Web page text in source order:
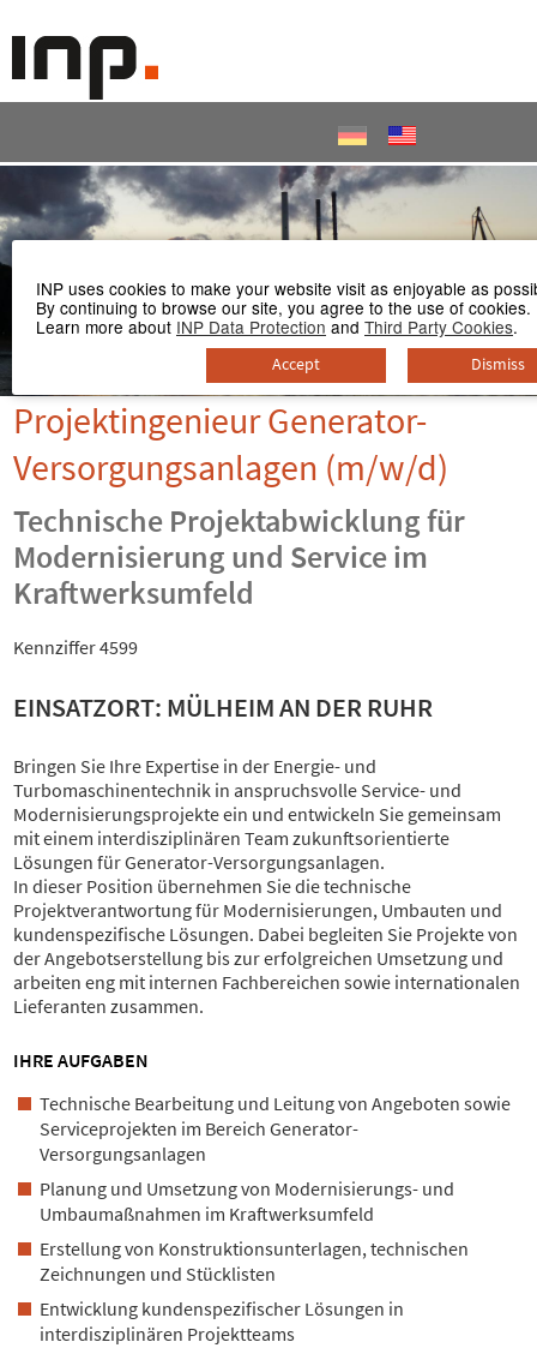
Projektingenieur Generator-
Versorgungsanlagen (m/w/d)
Technische Projektabwicklung für
Modernisierung und Service im
Kraftwerksumfeld
Kennziffer 4599
EINSATZORT: MÜLHEIM AN DER RUHR
Bringen Sie Ihre Expertise in der Energie- und
Turbomaschinentechnik in anspruchsvolle Service- und
Modernisierungsprojekte ein und entwickeln Sie gemeinsam
mit einem interdisziplinären Team zukunftsorientierte
Lösungen für Generator-Versorgungsanlagen.
In dieser Position übernehmen Sie die technische
Projektverantwortung für Modernisierungen, Umbauten und
kundenspezifische Lösungen. Dabei begleiten Sie Projekte von
der Angebotserstellung bis zur erfolgreichen Umsetzung und
arbeiten eng mit internen Fachbereichen sowie internationalen
Lieferanten zusammen.
IHRE AUFGABEN
Technische Bearbeitung und Leitung von Angeboten sowie
Serviceprojekten im Bereich Generator-
Versorgungsanlagen
Planung und Umsetzung von Modernisierungs- und
Umbaumaßnahmen im Kraftwerksumfeld
Erstellung von Konstruktionsunterlagen, technischen
Zeichnungen und Stücklisten
Entwicklung kundenspezifischer Lösungen in
interdisziplinären Projektteams
INP uses cookies to make your website visit as enjoyable as
By continuing to browse our site, you agree to the use of cookies.
Learn more about INP Data Protection and Third Party Cookies.
Accept Dismiss